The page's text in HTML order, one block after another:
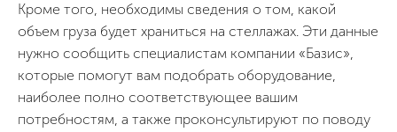
Кроме того, необходимы сведения о том, какой
объем груза будет храниться на стеллажах. Эти данные
нужно сообщить специалистам компании «Базис»,
которые помогут вам подобрать оборудование,
наиболее полно соответствующее вашим
потребностям, а также проконсультируют по поводу